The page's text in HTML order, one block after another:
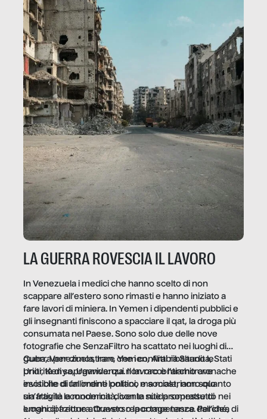
LA GUERRA ROVESCIA IL LAVORO
In Venezuela i medici che hanno scelto di non
scappare all’estero sono rimasti e hanno iniziato a
fare lavori di miniera. In Yemen i dipendenti pubblici e
gli insegnanti finiscono a spacciare il qat, la droga più
consumata nel Paese. Sono solo due delle nove
fotografie che SenzaFiltro ha scattato nei luoghi di
guerra per dimostrare che i conflitti ribaltano le
priorità di sopravvivenza. Il lavoro è l’architrave
invisibile di un ordine politico e sociale, non solo
un’attività economica: diventa nitida soprattutto nei
luoghi di frattura. Questo reportage nasce dall’idea
Cuba, Venezuela, Iran, Yemen, Arabia Saudita, Stati
Uniti, Kenya, Uganda: qui non raccontiamo cronache
esotiche di fallimenti lontani, ma mostriamo quanto
sia fragile la modernità, con le sue promesse di
emancipazione attraverso la competenza. Perché, di